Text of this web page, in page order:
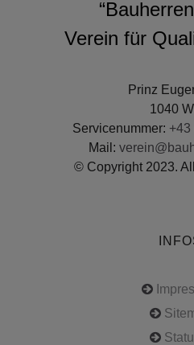
Verein für
Prinz
1040
Servicenummer: +43
Mail:
© Copyright 2023.